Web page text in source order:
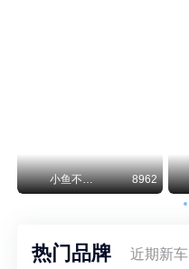
小鱼不刹车 8962
热门品牌 近期新车